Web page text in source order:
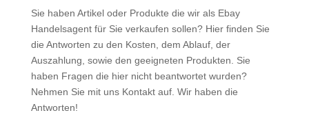
Sie haben Artikel oder Produkte die wir als Ebay
Handelsagent für Sie verkaufen sollen? Hier finden Sie
die Antworten zu den Kosten, dem Ablauf, der
Auszahlung, sowie den geeigneten Produkten. Sie
haben Fragen die hier nicht beantwortet wurden?
Nehmen Sie mit uns Kontakt auf. Wir haben die
Antworten!